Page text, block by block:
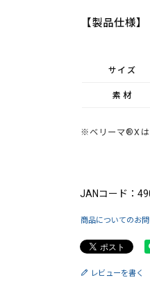
【製品仕様】
サイズ
素材
※ベリーマ®Xは
JANコード：
商品についてのお
レビューを書く